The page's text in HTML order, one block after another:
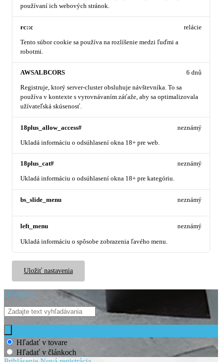
používaní ich webových stránok.
rc::c
Tento súbor cookie sa používa na rozlíšenie medzi ľuďmi a
robotmi.
relácie
AWSALBCORS
Registruje, ktorý server-cluster obsluhuje návštevníka. To sa
používa v kontexte s vyrovnávaním záťaže, aby sa optimalizovala
užívateľská skúsenosť.
6 dnů
18plus_allow_access#
Ukladá informáciu o odsúhlasení okna 18+ pre web.
neznámý
18plus_cat#
Ukladá informáciu o odsúhlasení okna 18+ pre kategóriu.
neznámý
bs_slide_menu neznámý
left_menu
Ukladá informáciu o spôsobe zobrazenia ľavého menu.
neznámý
Uložiť nastavenia
Hľadanie
Hľadať v tovare
Hľadať v článkoch